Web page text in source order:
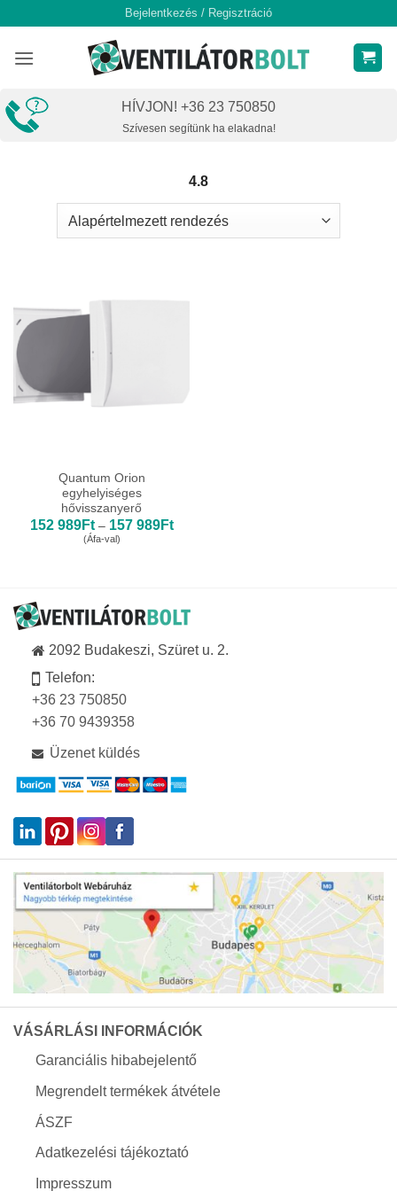
content
Bejelentkezés / Regisztráció
HÍVJON! +36 23 750850
Szívesen segítünk ha elakadna!
4.8
Quantum Orion
egyhelyiséges
hővisszanyerő
152 989Ft – 157 989FtÁrtartomány:
(Áfa-val)
2092 Budakeszi, Szüret u. 2.
Telefon:
+36 23 750850
+36 70 9439358
Üzenet küldés
VÁSÁRLÁSI INFORMÁCIÓK
Garanciális hibabejelentő
Megrendelt termékek átvétele
ÁSZF
Adatkezelési tájékoztató
Impresszum